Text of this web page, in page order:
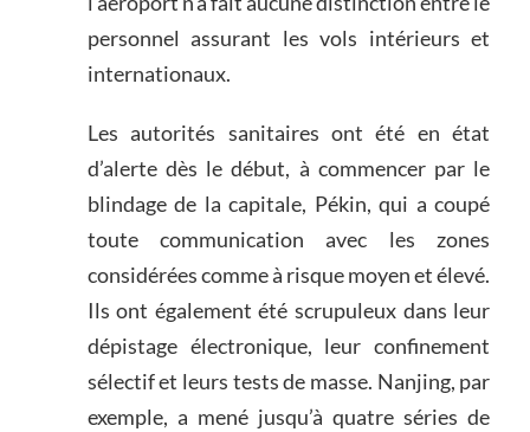
personnel assurant les vols intérieurs et
internationaux.
Les autorités sanitaires ont été en état
d’alerte dès le début, à commencer par le
blindage de la capitale, Pékin, qui a coupé
toute communication avec les zones
considérées comme à risque moyen et élevé.
Ils ont également été scrupuleux dans leur
dépistage électronique, leur confinement
sélectif et leurs tests de masse. Nanjing, par
exemple, a mené jusqu’à quatre séries de